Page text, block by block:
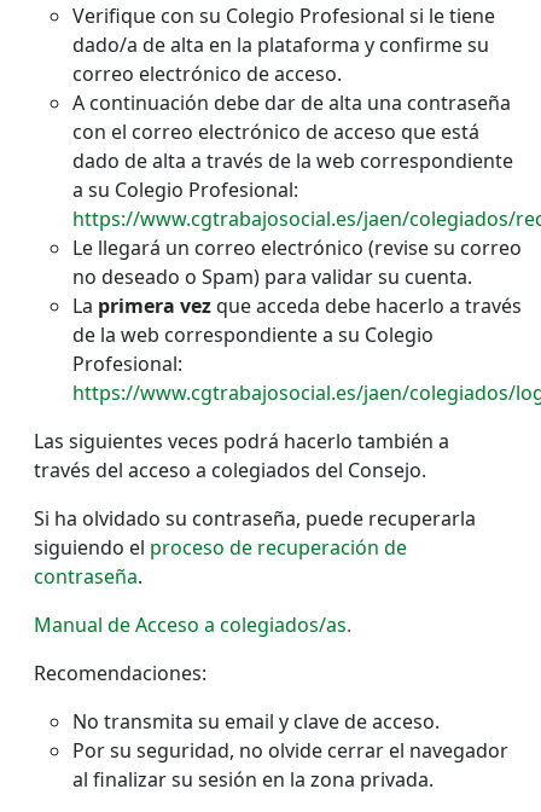
Verifique con su Colegio Profesional si le tiene
dado/a de alta en la plataforma y confirme su
correo electrónico de acceso.
A continuación debe dar de alta una contraseña
con el correo electrónico de acceso que está
dado de alta a través de la web correspondiente
a su Colegio Profesional:
https://www.cgtrabajosocial.es/jaen/colegiados/
Le llegará un correo electrónico (revise su correo
no deseado o Spam) para validar su cuenta.
La primera vezque acceda debe hacerlo a través
de la web correspondiente a su Colegio
Profesional:
https://www.cgtrabajosocial.es/jaen/colegiados/
Las siguientes veces podrá hacerlo también a
través del acceso a colegiados del Consejo.
Si ha olvidado su contraseña, puede recuperarla
siguiendo el proceso de recuperación de
contraseña.
Manual de Acceso a colegiados/as.
Recomendaciones:
No transmita su email y clave de acceso.
Por su seguridad, no olvide cerrar el navegador
al finalizar su sesión en la zona privada.